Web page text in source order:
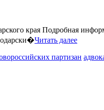
края Подробная
Читать далее
партизан